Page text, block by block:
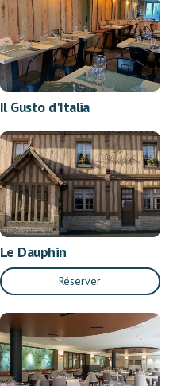
Il Gusto d'Italia
Le Dauphin
Réserver